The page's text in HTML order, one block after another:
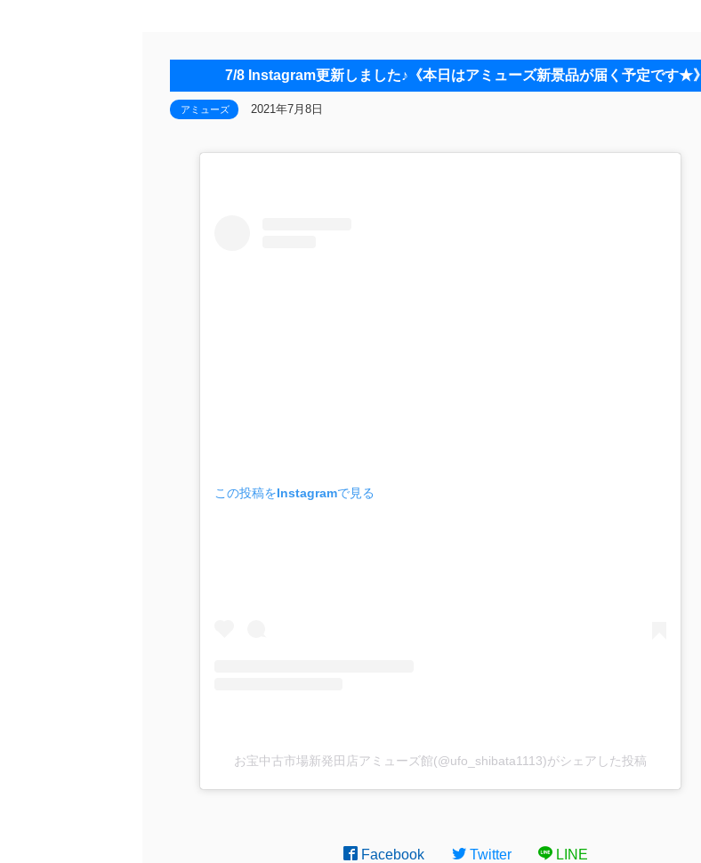
7/8 Instagram更新しました♪《本日はアミューズ新景品が届く予定です★》
アミューズ 2021年7月8日
この投稿をInstagramで見る
お宝中古市場新発田店アミューズ館(@ufo_shibata1113)がシェアした投稿
Facebook Twitter LINE